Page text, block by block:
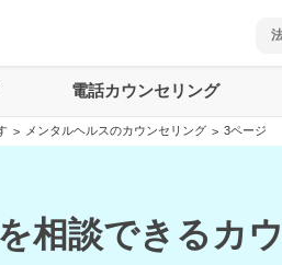
電話カウンセリング
> メンタルヘルスのカウンセリング > 3ページ
相談できるカ